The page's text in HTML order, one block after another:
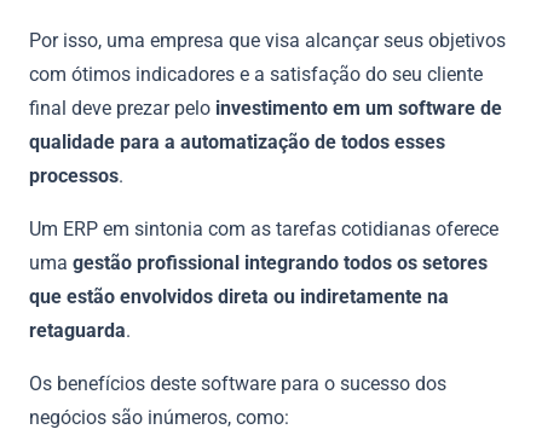
Por isso, uma empresa que visa alcançar seus objetivos
com ótimos indicadores e a satisfação do seu cliente
final deve prezar pelo investimento em um software de
qualidade para a automatização de todos esses
processos.
Um ERP em sintonia com as tarefas cotidianas oferece
uma gestão profissional integrando todos os setores
que estão envolvidos direta ou indiretamente na
retaguarda.
Os benefícios deste software para o sucesso dos
negócios são inúmeros, como: